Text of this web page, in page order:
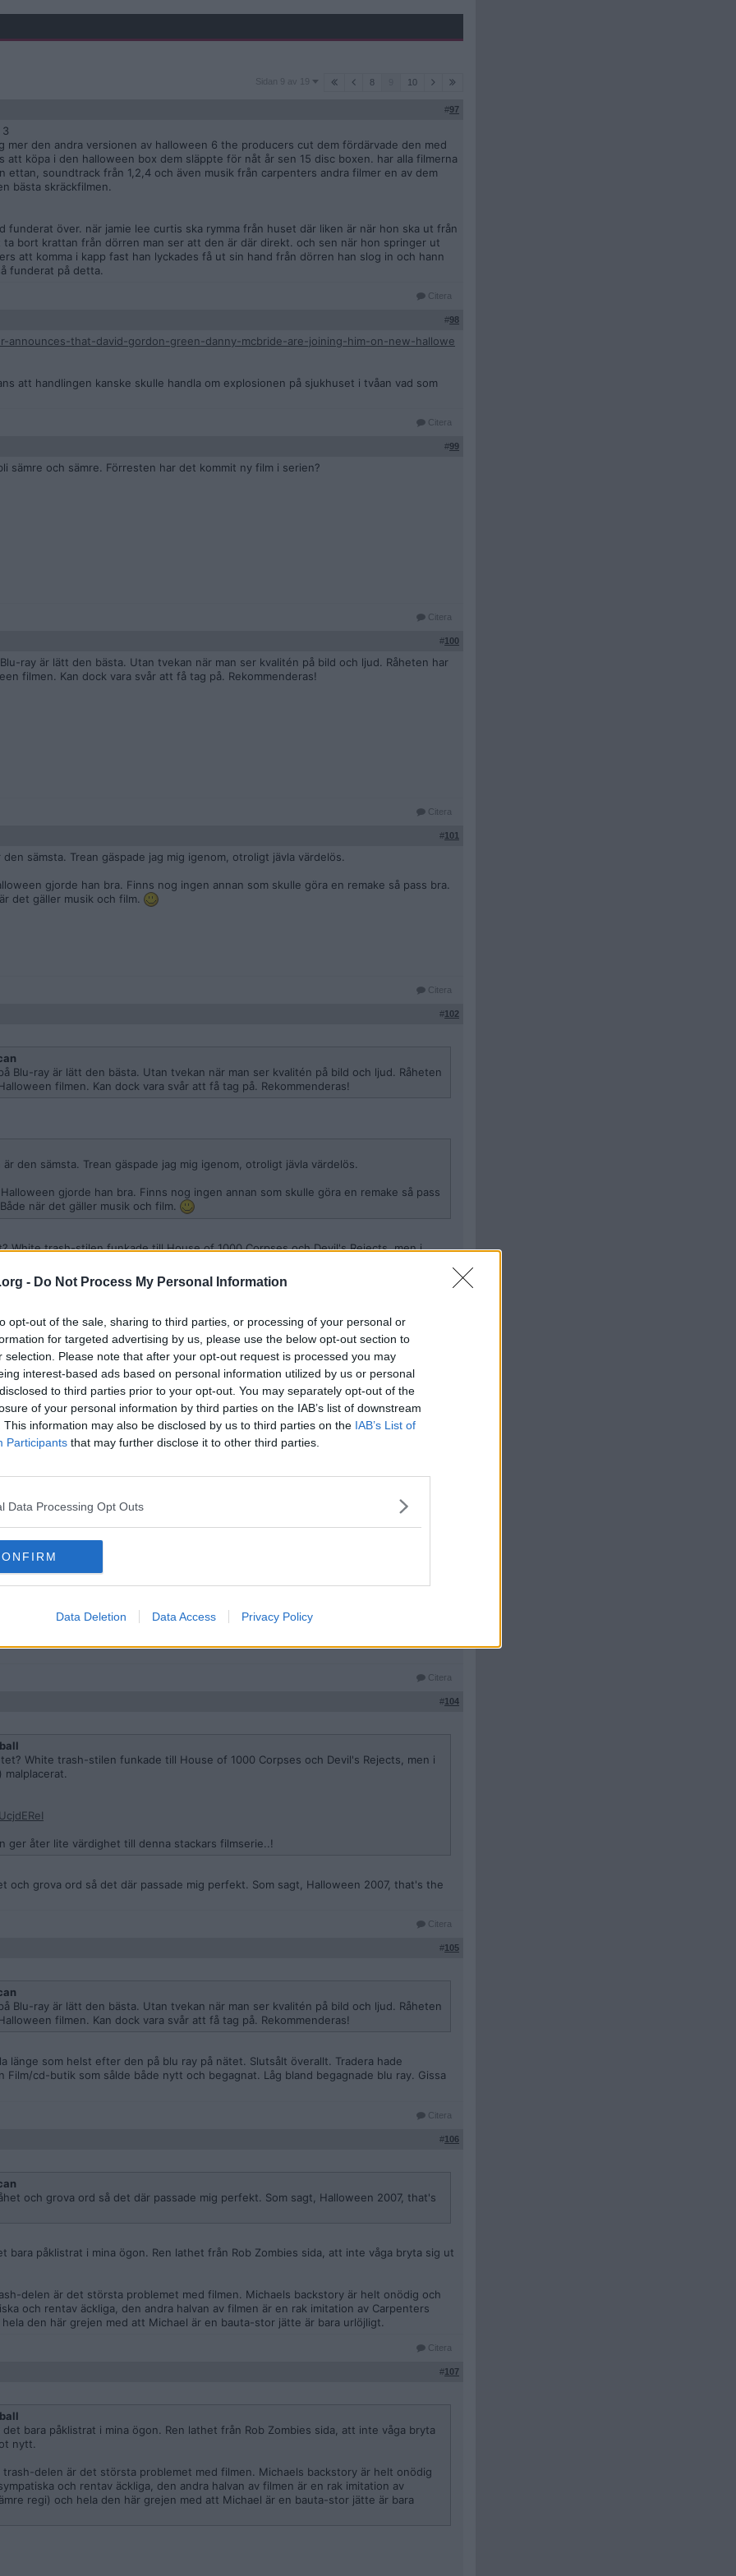
- Do Not Process My Personal Information
opt-out of the sale, sharing to third parties, or processing of your personal or
for targeted advertising by us, please use the below opt-out section to
selection. Please note that after your opt-out request is processed you may
interest-based ads based on personal information utilized by us or personal
to third parties prior to your opt-out. You may separately opt-out of the
of your personal information by third parties on the IAB’s list of downstream
This information may also be disclosed by us to third parties on the IAB’s List of
Participants that may further disclose it to other third parties.
Data Processing Opt Outs
Data Deletion Data Access Privacy Policy
Sidan
Sidan 9 av 19 8 10
#97
mer den andra versionen av halloween 6 the producers cut dem fördärvade den med
köpa i den halloween box dem släppte för nåt år sen 15 disc boxen. har alla filmerna
ettan, soundtrack från 1,2,4 och även musik från carpenters andra filmer en av dem
bästa skräckfilmen.
funderat över. när jamie lee curtis ska rymma från huset där liken är när hon ska ut från
bort krattan från dörren man ser att den är där direkt. och sen när hon springer ut
att komma i kapp fast han lyckades få ut sin hand från dörren han slog in och hann
funderat på detta.
Citera
#98
announces-that-david-gordon-green-danny-mcbride-are-joining-him-on-new-hallowe
att handlingen kanske skulle handla om explosionen på sjukhuset i tvåan vad som
Citera
#99
sämre och sämre. Förresten har det kommit ny film i serien?
Citera
#100
ray är lätt den bästa. Utan tvekan när man ser kvalitén på bild och ljud. Råheten har
filmen. Kan dock vara svår att få tag på. Rekommenderas!
Citera
#101
sämsta. Trean gäspade jag mig igenom, otroligt jävla värdelös.
gjorde han bra. Finns nog ingen annan som skulle göra en remake så pass bra.
det gäller musik och film.
Citera
#102
Blu-ray är lätt den bästa. Utan tvekan när man ser kvalitén på bild och ljud. Råheten
filmen. Kan dock vara svår att få tag på. Rekommenderas!
den sämsta. Trean gäspade jag mig igenom, otroligt jävla värdelös.
gjorde han bra. Finns nog ingen annan som skulle göra en remake så pass
när det gäller musik och film.
White trash-stilen funkade till House of 1000 Corpses och Devil's Rejects, men i
åter lite värdighet till denna stackars filmserie..!
White trash-stilen funkade till House of 1000 Corpses och Devil's Rejects, men i
ger åter lite värdighet till denna stackars filmserie..!
det! Långt ifrån alla som gör. Men jag är en av få som faktiskt kan uppskatta det. Rob
stort fan av allt den gubben släppt, och är ett stort fan av halloween filmerna.
remake så blev jag helt uppöveröronen glad. Men förstår dig! Och just den scenen
Citera
#104
White trash-stilen funkade till House of 1000 Corpses och Devil's Rejects, men i
ger åter lite värdighet till denna stackars filmserie..!
och grova ord så det där passade mig perfekt. Som sagt, Halloween 2007, that's the
Citera
#105
Blu-ray är lätt den bästa. Utan tvekan när man ser kvalitén på bild och ljud. Råheten
filmen. Kan dock vara svår att få tag på. Rekommenderas!
länge som helst efter den på blu ray på nätet. Slutsålt överallt. Tradera hade
cd-butik som sålde både nytt och begagnat. Låg bland begagnade blu ray. Gissa
Citera
#106
och grova ord så det där passade mig perfekt. Som sagt, Halloween 2007, that's
bara påklistrat i mina ögon. Ren lathet från Rob Zombies sida, att inte våga bryta sig ut
delen är det största problemet med filmen. Michaels backstory är helt onödig och
och rentav äckliga, den andra halvan av filmen är en rak imitation av Carpenters
den här grejen med att Michael är en bauta-stor jätte är bara urlöjligt.
Citera
#107
bara påklistrat i mina ögon. Ren lathet från Rob Zombies sida, att inte våga bryta
nytt.
delen är det största problemet med filmen. Michaels backstory är helt onödig
och rentav äckliga, den andra halvan av filmen är en rak imitation av
regi) och hela den här grejen med att Michael är en bauta-stor jätte är bara